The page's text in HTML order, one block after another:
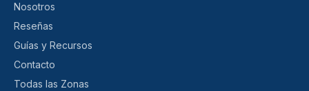
Nosotros
Reseñas
Guías y Recursos
Contacto
Todas las Zonas